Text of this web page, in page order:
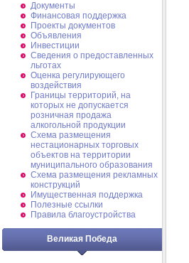
Документы
Финансовая поддержка
Проекты документов
Объявления
Инвестиции
Сведения о предоставленных
льготах
Оценка регулирующего
воздействия
Границы территорий, на
которых не допускается
розничная продажа
алкогольной продукции
Схема размещения
нестационарных торговых
объектов на территории
муниципального образования
Схема размещения рекламных
конструкций
Имущественная поддержка
Полезные ссылки
Правила благоустройства
Великая Победа